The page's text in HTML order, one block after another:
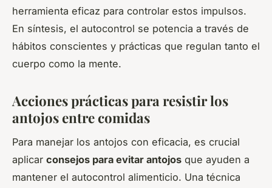
herramienta eficaz para controlar estos impulsos.
En síntesis, el autocontrol se potencia a través de
hábitos conscientes y prácticas que regulan tanto el
cuerpo como la mente.
Acciones prácticas para resistir los
antojos entre comidas
Para manejar los antojos con eficacia, es crucial
aplicar consejos para evitar antojos que ayuden a
mantener el autocontrol alimenticio. Una técnica